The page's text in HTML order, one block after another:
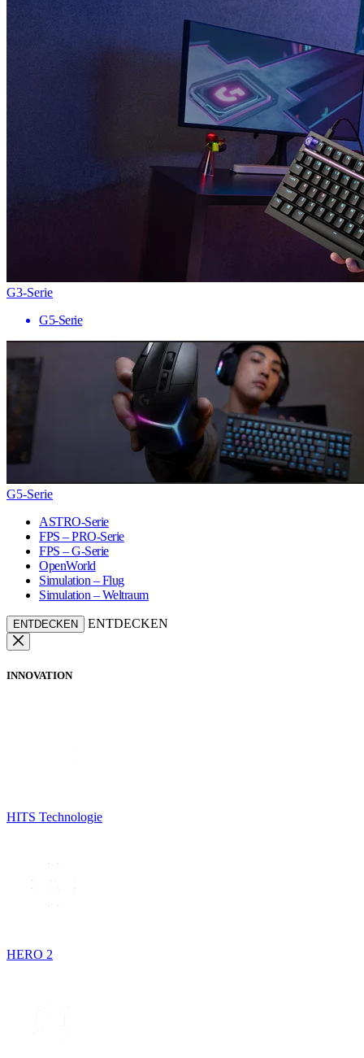
G3-Serie
G5-Serie
G5-Serie
ASTRO-Serie
FPS – PRO-Serie
FPS – G-Serie
OpenWorld
Simulation – Flug
Simulation – Weltraum
ENTDECKEN ENTDECKEN
INNOVATION
HITS Technologie
HERO 2